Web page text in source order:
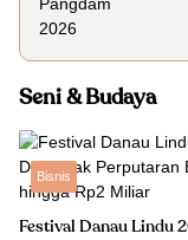
Seni & Budaya
Bisnis
Festival Danau Lindu